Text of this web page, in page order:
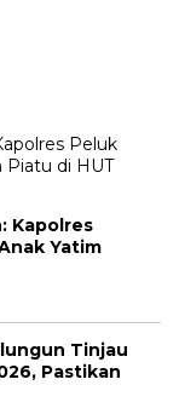
Kapolres
Yatim
Tinjau
Pastikan